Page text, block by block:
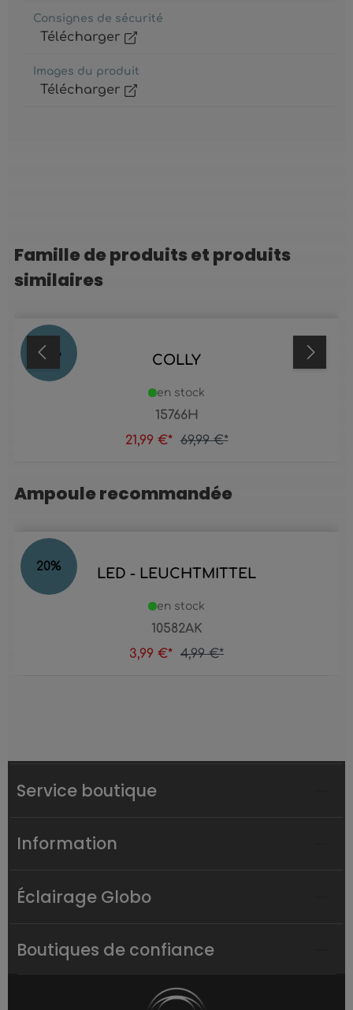
Consignes de sécurité
Télécharger
Images du produit
Télécharger
Ignorer la galerie de produits
Famille de produits et produits
similaires
69 % COLLY
15766H
en stock
21,99 €* 69,99 €*
Ignorer la galerie de produits
Ampoule recommandée
20% LED - LEUCHTMITTEL
10582AK
en stock
3,99 €* 4,99 €*
Service boutique
Information
Éclairage Globo
Boutiques de confiance